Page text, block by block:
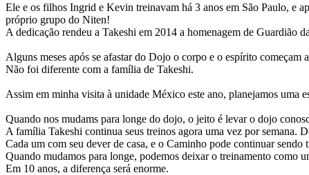
Ele e os filhos Ingrid e Kevin treinavam há 3 anos em São Paulo, e
próprio grupo do Niten!
A dedicação rendeu a Takeshi em 2014 a homenagem de Guardião
Alguns meses após se afastar do Dojo o corpo e o espírito
Não foi diferente com a família de Takeshi.
Assim em minha visita à unidade México este ano, planejamos uma
Quando nos mudams para longe do dojo, o jeito é levar o dojo
A família Takeshi continua seus treinos agora uma vez por semana.
Cada um com seu dever de casa, e o Caminho pode continuar sendo
Quando mudamos para longe, podemos deixar o treinamento como
Em 10 anos, a diferença será enorme.